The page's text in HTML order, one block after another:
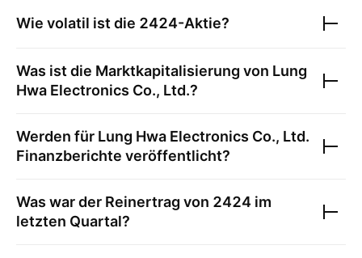
Wie volatil ist die 2424-Aktie?
Was ist die Marktkapitalisierung von Lung
Hwa Electronics Co., Ltd.?
Werden für Lung Hwa Electronics Co., Ltd.
Finanzberichte veröffentlicht?
Was war der Reinertrag von 2424 im
letzten Quartal?